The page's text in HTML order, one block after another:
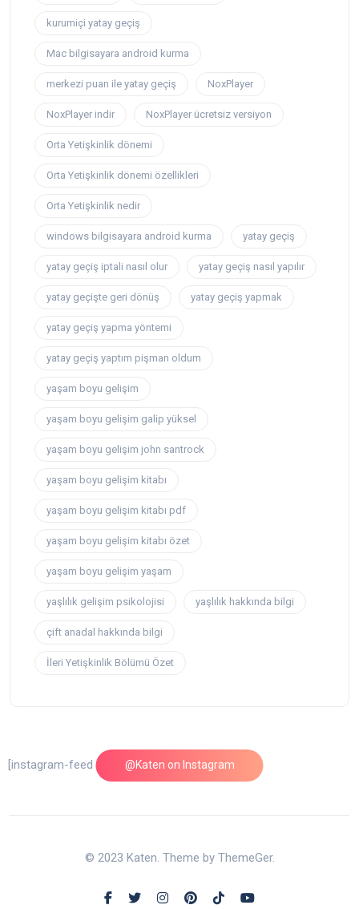
kurumiçi yatay geçiş
Mac bilgisayara android kurma
merkezi puan ile yatay geçiş NoxPlayer
NoxPlayer indir NoxPlayer ücretsiz versiyon
Orta Yetişkinlik dönemi
Orta Yetişkinlik dönemi özellikleri
Orta Yetişkinlik nedir
windows bilgisayara android kurma yatay geçiş
yatay geçiş iptali nasıl olur yatay geçiş nasıl yapılır
yatay geçişte geri dönüş yatay geçiş yapmak
yatay geçiş yapma yöntemi
yatay geçiş yaptım pişman oldum
yaşam boyu gelişim
yaşam boyu gelişim galip yüksel
yaşam boyu gelişim john santrock
yaşam boyu gelişim kitabı
yaşam boyu gelişim kitabı pdf
yaşam boyu gelişim kitabı özet
yaşam boyu gelişim yaşam
yaşlılık gelişim psikolojisi yaşlılık hakkında bilgi
çift anadal hakkında bilgi
İleri Yetişkinlik Bölümü Özet
@Katen on Instagram
[instagram-feed feed=1]
© 2023 Katen. Theme by ThemeGer.